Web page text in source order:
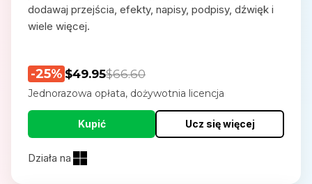
dodawaj przejścia, efekty, napisy, podpisy, dźwięk i
wiele więcej.
-25% $49.95$66.60
Jednorazowa opłata, dożywotnia licencja
Kupić Ucz się więcej
Działa na